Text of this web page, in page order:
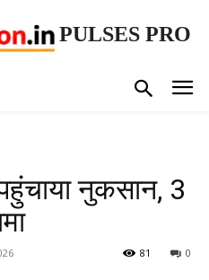
PULSES PRO
नुकसान, 3
0
81